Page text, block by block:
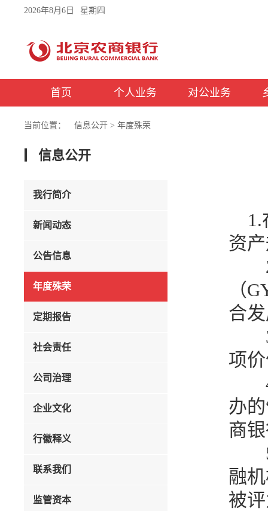
2026年8月6日 星期四
首页 个人业务 对公业务
当前位置： 信息公开 > 年度殊荣
信息公开
我行简介
新闻动态
公告信息
年度殊荣
定期报告
社会责任
公司治理
企业文化
行徽释义
联系我们
监管资本
资
（
合
项
办
商
融
被